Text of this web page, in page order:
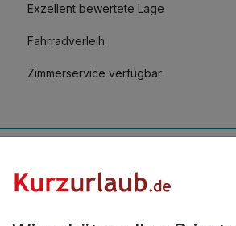
5,00 €
Exzellent bewertete Lage
Fahrradverleih
Zimmerservice verfügbar